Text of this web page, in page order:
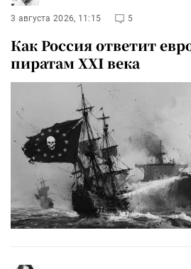
3 августа 2026, 11:15 5
Как Россия ответит
пиратам XXI века